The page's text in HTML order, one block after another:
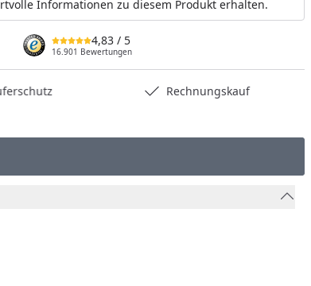
Informationen zu diesem Produkt erhalten.
4,83 / 5
16.901 Bewertungen
Rechnungskauf